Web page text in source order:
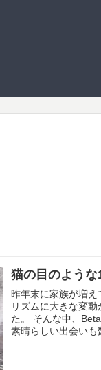
猫の目のような
昨年末に家族が増えて、毎
リズムに大きな変
た。 そんな中、Beta版